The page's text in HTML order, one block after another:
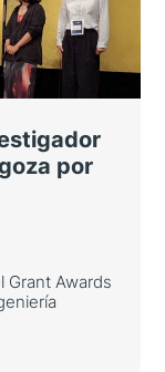
por
Grant Awards